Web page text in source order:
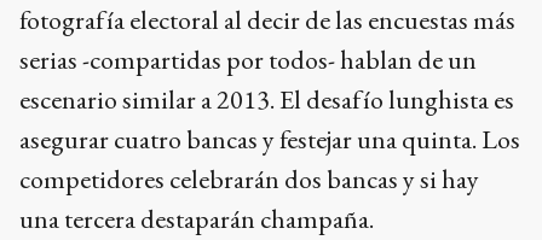
fotografía electoral al decir de las encuestas más
serias -compartidas por todos- hablan de un
escenario similar a 2013. El desafío lunghista es
asegurar cuatro bancas y festejar una quinta. Los
competidores celebrarán dos bancas y si hay
una tercera destaparán champaña.